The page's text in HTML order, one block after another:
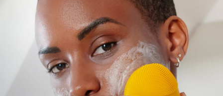
Moje urządzenia
Moje zamówienia
Moje adresy
Moje subskrypcje
FAQ™ Pure Beauty-Tech Elixir
issa™ Teeth Whitening Set
English Deutsch
Español
Français
Italiano
Português
Svenska
Русский
Türkçe
简体中文 繁體中文